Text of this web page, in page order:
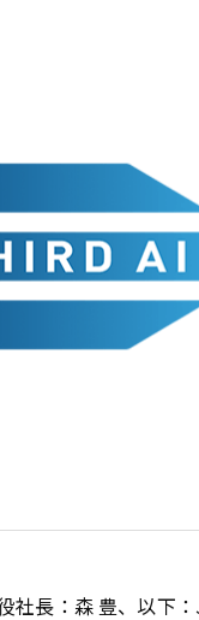
社長：森 豊、以下